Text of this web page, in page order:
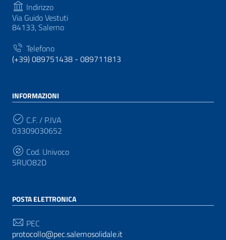
Indirizzo
Via Guido Vestuti
84133, Salerno
Telefono
(+39) 089751438 - 089711813
INFORMAZIONI
C.F. / P.IVA
03309030652
Cod. Univoco
5RUO82D
POSTA ELETTRONICA
PEC
protocollo@pec.salernosolidale.it